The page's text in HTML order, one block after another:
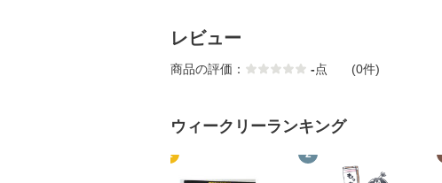
レビュー
商品の評価： -点 (0件)
ウィークリーランキング
1 2